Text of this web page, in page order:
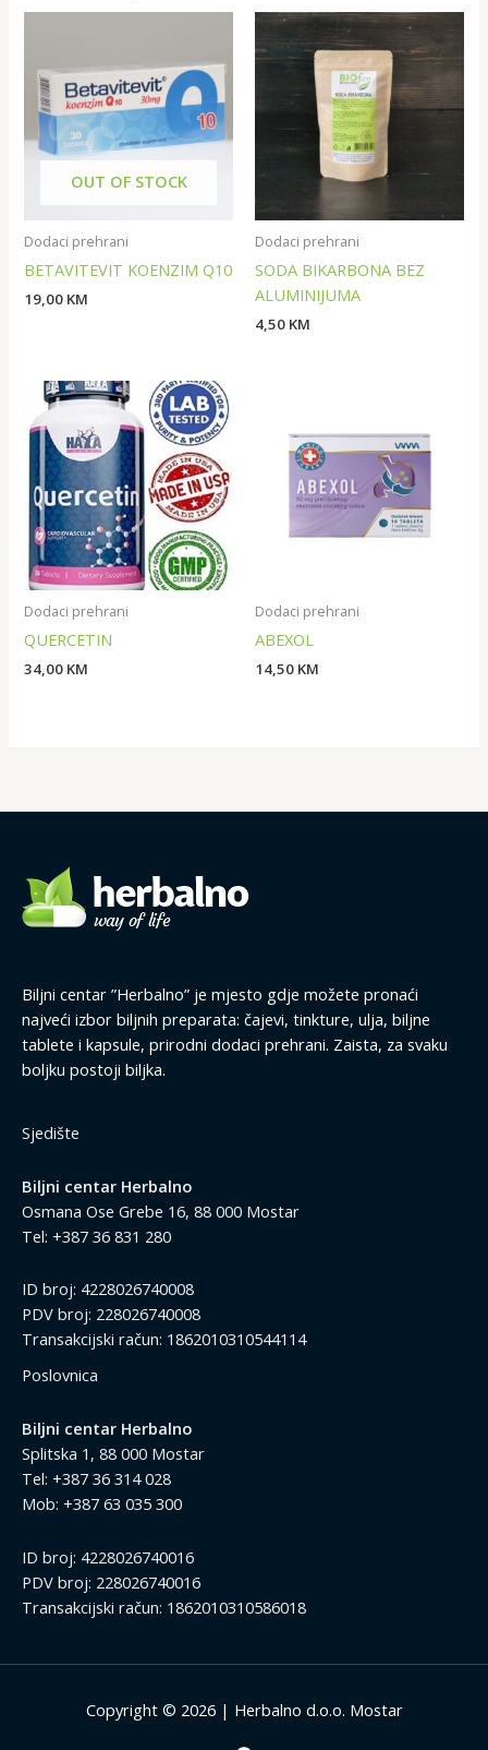
OUT OF STOCK
Dodaci prehrani
BETAVITEVIT KOENZIM Q10
19,00 KM
Dodaci prehrani
SODA BIKARBONA BEZ
ALUMINIJUMA
4,50 KM
Dodaci prehrani
QUERCETIN
34,00 KM
Dodaci prehrani
ABEXOL
14,50 KM
Biljni centar ”Herbalno” je mjesto gdje možete pronaći
najveći izbor biljnih preparata: čajevi, tinkture, ulja, biljne
tablete i kapsule, prirodni dodaci prehrani. Zaista, za svaku
boljku postoji biljka.
Sjedište
Biljni centar Herbalno
Osmana Ose Grebe 16, 88 000 Mostar
Tel: +387 36 831 280
ID broj: 4228026740008
PDV broj: 228026740008
Transakcijski račun: 1862010310544114
Poslovnica
Biljni centar Herbalno
Splitska 1, 88 000 Mostar
Tel: +387 36 314 028
Mob: +387 63 035 300
ID broj: 4228026740016
PDV broj: 228026740016
Transakcijski račun: 1862010310586018
Copyright © 2026 | Herbalno d.o.o. Mostar